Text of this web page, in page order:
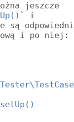
jeszcze
i
są
i po niej: